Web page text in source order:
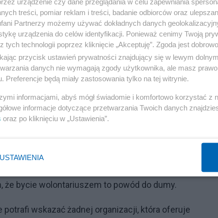
przez Charities Aid Foundation, wynika, że w
wyjątkowym momentem organizowania pomocy na
gospodarstw domowych, które udzieliły pomocy
proc. Dominowało przekazywanie darów rzeczowych
pokazuje, że Polacy mają świadomość korzyści,
proc.) badanych uważa, że wpis o wolontariacie w CV
że wolontariat pomaga nabrać doświadczenia
bycie wolontariuszem to powód do dumy.
potrafi wskazać żadnej organizacji, która oferuje
treści, pomiar reklam i treści, badanie odbiorców oraz
Partnerzy możemy używać dokładnych danych
urządzenia do celów identyfikacji. Ponieważ cenimy Twoją
tych technologii poprzez kliknięcie „Akceptuję”. Zgoda jest
przycisk ustawień prywatności znajdujący się w lewym
danych nie wymagają zgody użytkownika, ale masz
Preferencje będą miały zastosowania tylko na tej witrynie.
informacjami, abyś mógł świadomie i komfortowo korzystać z
informacje dotyczące przetwarzania Twoich danych
oraz po kliknięciu w „Ustawienia”.
USTAWIENIA